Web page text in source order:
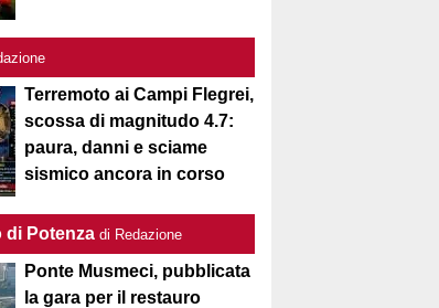
Terremoto ai Campi Flegrei,
scossa di magnitudo 4.7:
paura, danni e sciame
sismico ancora in corso
di Potenza di Redazione
Ponte Musmeci, pubblicata
la gara per il restauro